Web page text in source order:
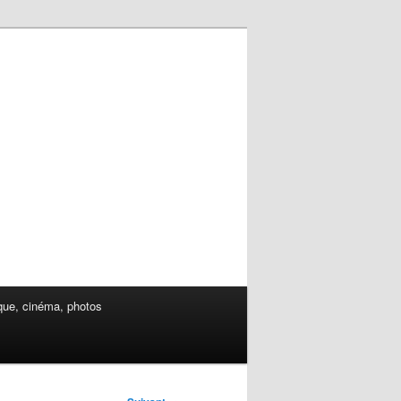
cinéma, photos